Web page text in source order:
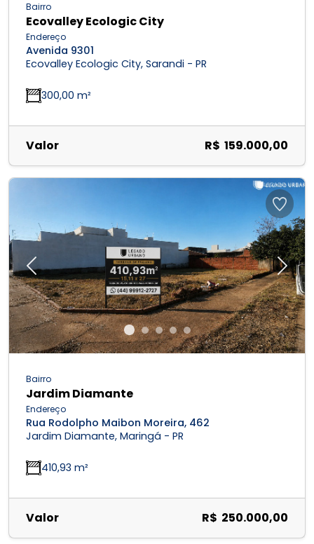
Bairro
Ecovalley Ecologic City
Endereço
Avenida 9301
Ecovalley Ecologic City, Sarandi - PR
300,00 m²
Valor R$ 159.000,00
Previous Next
Bairro
Jardim Diamante
Endereço
Rua Rodolpho Maibon Moreira, 462
Jardim Diamante, Maringá - PR
410,93 m²
Valor R$ 250.000,00